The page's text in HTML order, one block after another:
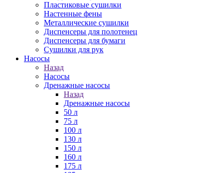
Пластиковые сушилки
Настенные фены
Металлические сушилки
Диспенсеры для полотенец
Диспенсеры для бумаги
Сушилки для рук
Насосы
Назад
Насосы
Дренажные насосы
Назад
Дренажные насосы
50 л
75 л
100 л
130 л
150 л
160 л
175 л